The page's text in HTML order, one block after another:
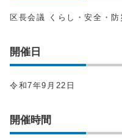
区長会議 くらし・安全・防
開催日
令和7年9月22日
開催時間